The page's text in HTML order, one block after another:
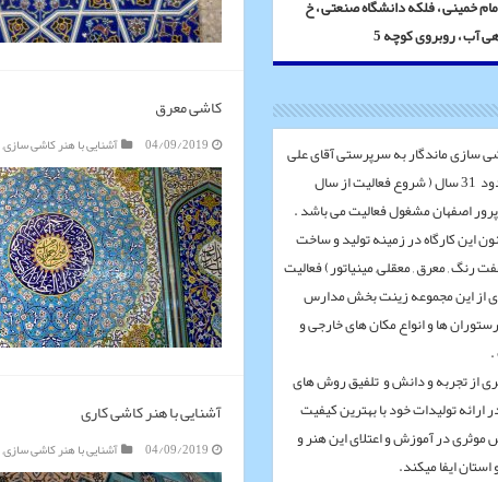
کاشی معرق
04/09/2019 آشنایی با هنر کاشی سازی,
آشنایی با هنر کاشی کاری
04/09/2019 آشنایی با هنر کاشی سازی,
خمینی ، فلکه دانشگاه صنعتی ، خ
آب ، روبروی کوچه 5
سازی ماندگار به سرپرستی آقای علی
یادگاری با سابقه حدود 31 سال ( شروع فعالیت از سال
این کارگاه در زمینه تولید و ساخت
رنگ , معرق , معقلی, مینیاتور) فعالیت
از این مجموعه زینت بخش مدارس
ها و انواع مکان های خارجی و
.
از تجربه و دانش و تلفیق روش های
تولیدات خود با بهترین کیفیت
در آموزش و اعتلای این هنر و
ایفا میکند.